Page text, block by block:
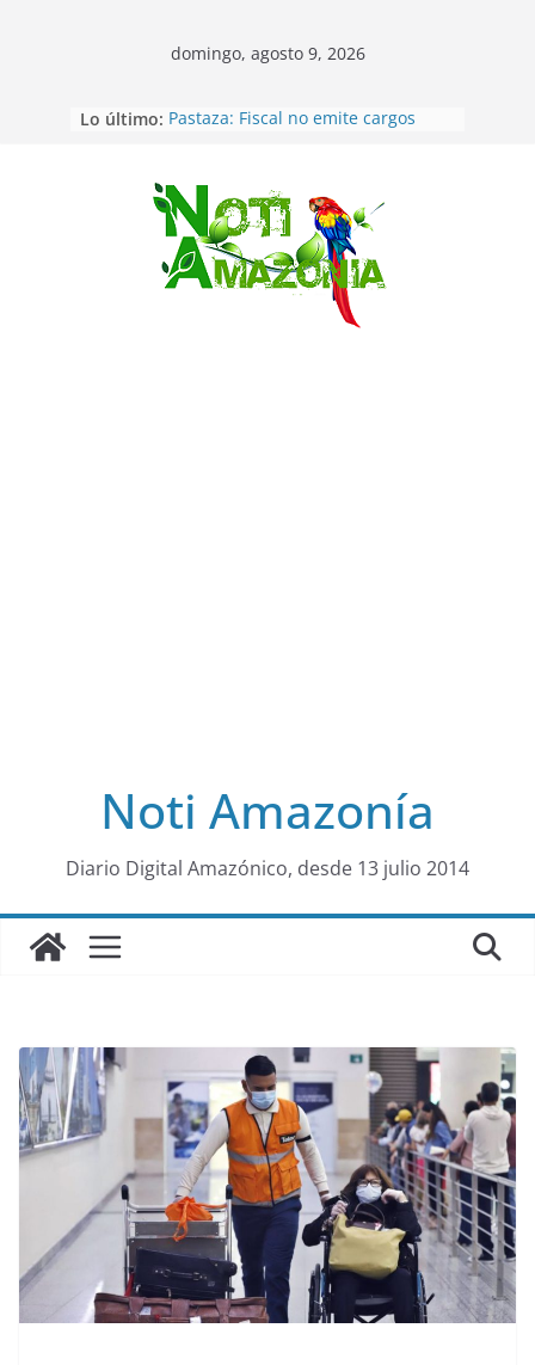
Saltar
al
domingo, agosto 9, 2026
Lo último: Pastaza: Fiscal no emite cargos
con una menor de10 años en
frontera sur
Napo: presunto sicariato en cantón
Archidona
Ecuador: dos jóvenes de 22 años
desaparecidos fueron encontrados
muertos en Puerto lopez
Noti Amazonía
Diario Digital Amazónico, desde 13 julio 2014